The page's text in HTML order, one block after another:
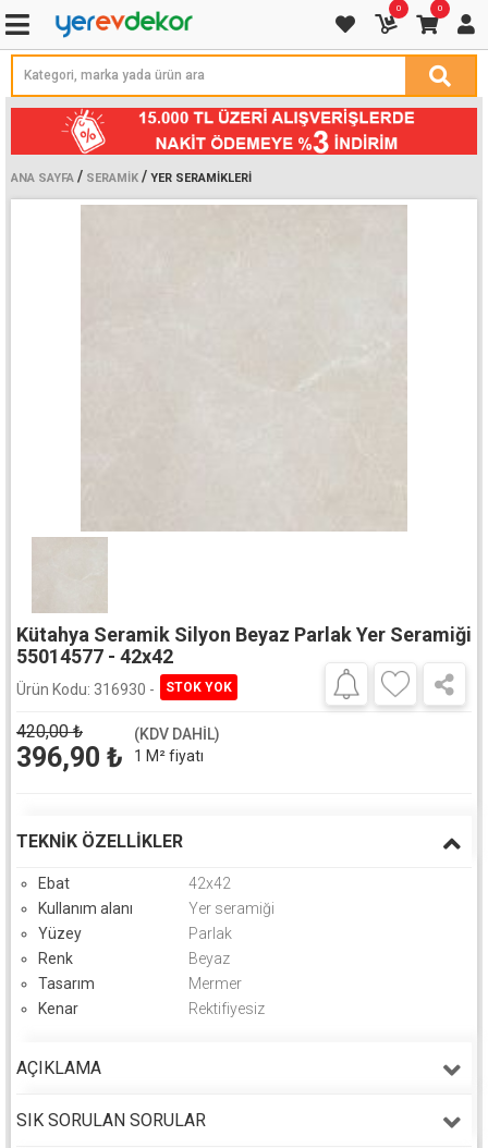
0 0
ANA SAYFA / SERAMIK / YER SERAMIKLERI
Kütahya Seramik Silyon Beyaz Parlak Yer Seramiği
55014577 - 42x42
Ürün Kodu: 316930 -
420,00₺
396,90 ₺
(KDV DAHİL)
1 M² fiyatı
TEKNIK ÖZELLIKLER
Ebat
42x42
Kullanım alanı
Yer seramiği
Yüzey
Parlak
Renk
Beyaz
Tasarım
Mermer
Kenar
Rektifiyesiz
AÇIKLAMA
SIK SORULAN SORULAR